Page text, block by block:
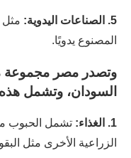
5. الصناعات اليدوية:
مثل
المصنوع يدويًا.
وتصدر مصر مجموعة
السودان، وتشمل
1. الغذاء:
تشمل الحبوب
الزراعية الأخرى مثل